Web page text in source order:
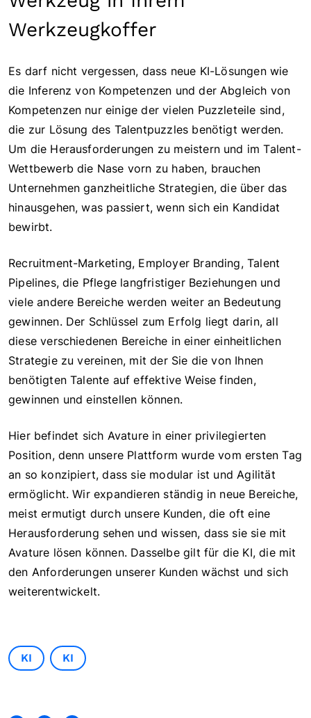
Werkzeugkoffer
Es darf nicht vergessen, dass neue KI-Lösungen wie
die Inferenz von Kompetenzen und der Abgleich von
Kompetenzen nur einige der vielen Puzzleteile sind,
die zur Lösung des Talentpuzzles benötigt werden.
Um die Herausforderungen zu meistern und im Talent-
Wettbewerb die Nase vorn zu haben, brauchen
Unternehmen ganzheitliche Strategien, die über das
hinausgehen, was passiert, wenn sich ein Kandidat
bewirbt.
Recruitment-Marketing, Employer Branding, Talent
Pipelines, die Pflege langfristiger Beziehungen und
viele andere Bereiche werden weiter an Bedeutung
gewinnen. Der Schlüssel zum Erfolg liegt darin, all
diese verschiedenen Bereiche in einer einheitlichen
Strategie zu vereinen, mit der Sie die von Ihnen
benötigten Talente auf effektive Weise finden,
gewinnen und einstellen können.
Hier befindet sich Avature in einer privilegierten
Position, denn unsere Plattform wurde vom ersten Tag
an so konzipiert, dass sie modular ist und Agilität
ermöglicht. Wir expandieren ständig in neue Bereiche,
meist ermutigt durch unsere Kunden, die oft eine
Herausforderung sehen und wissen, dass sie sie mit
Avature lösen können. Dasselbe gilt für die KI, die mit
den Anforderungen unserer Kunden wächst und sich
weiterentwickelt.
KI KI